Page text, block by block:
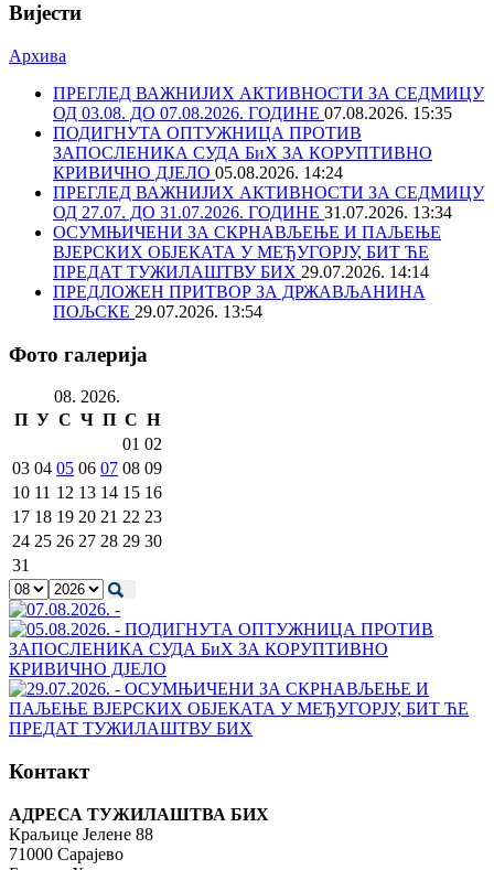
Вијести
Архива
ПРЕГЛЕД ВАЖНИЈИХ АКТИВНОСТИ ЗА СЕДМИЦУ
ОД 03.08. ДО 07.08.2026. ГОДИНЕ 07.08.2026. 15:35
ПОДИГНУТА ОПТУЖНИЦА ПРОТИВ
ЗАПОСЛЕНИКА СУДА БиХ ЗА КОРУПТИВНО
КРИВИЧНО ДЈЕЛО 05.08.2026. 14:24
ПРЕГЛЕД ВАЖНИЈИХ АКТИВНОСТИ ЗА СЕДМИЦУ
ОД 27.07. ДО 31.07.2026. ГОДИНЕ 31.07.2026. 13:34
ОСУМЊИЧЕНИ ЗА СКРНАВЉЕЊЕ И ПАЉЕЊЕ
ВЈЕРСКИХ ОБЈЕКАТА У МЕЂУГОРЈУ, БИТ ЋЕ
ПРЕДАТ ТУЖИЛАШТВУ БИХ 29.07.2026. 14:14
ПРЕДЛОЖЕН ПРИТВОР ЗА ДРЖАВЉАНИНА
ПОЉСКЕ 29.07.2026. 13:54
Фото галерија
08. 2026.
П У С Ч П С Н
01 02
03 04 05 06 07 08 09
10 11 12 13 14 15 16
17 18 19 20 21 22 23
24 25 26 27 28 29 30
31
Контакт
АДРЕСА ТУЖИЛАШТВА БИХ
Краљице Јелене 88
71000 Сарајево